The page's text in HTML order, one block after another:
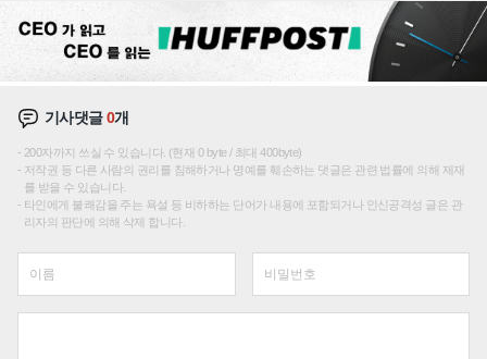
기사댓글0개
200자까지 쓰실 수 있습니다. (현재 0 byte / 최대 400byte)
저작권 등 다른 사람의 권리를 침해하거나 명예를 훼손하는 댓글은 관련 법률에 의해 제재
를 받을 수 있습니다.
타인에게 불쾌감을 주는 욕설 등 비하하는 단어가 내용에 포함되거나 인신공격성 글은 관
리자의 판단에 의해 삭제 합니다.